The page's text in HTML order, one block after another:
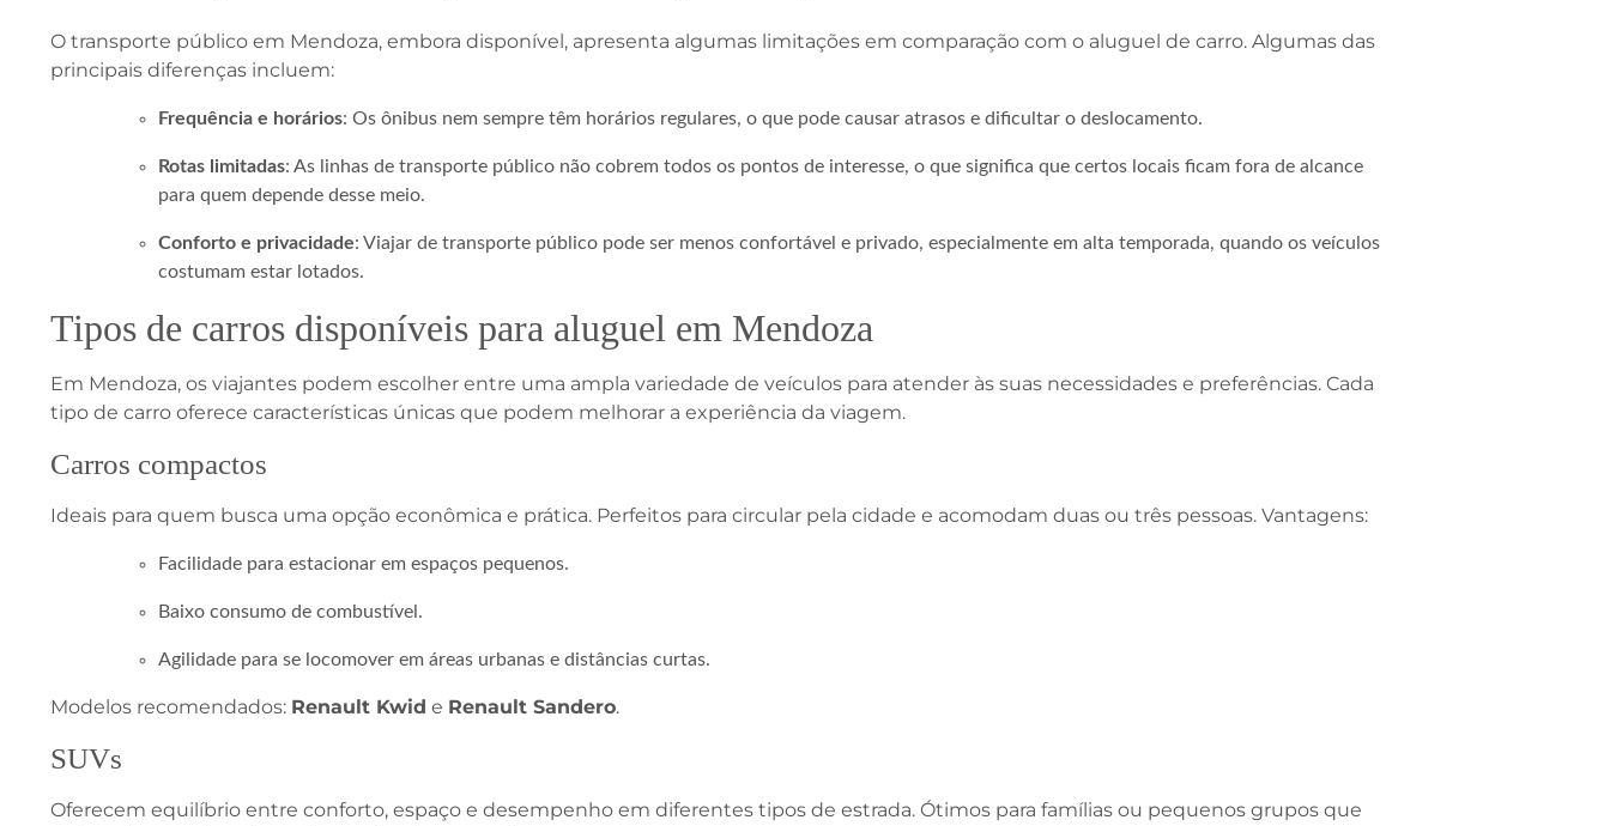
O transporte público em Mendoza, embora disponível, apresenta algumas limitações em comparação com o aluguel de carro. Algumas das
principais diferenças incluem:
Frequência e horários: Os ônibus nem sempre têm horários regulares, o que pode causar atrasos e dificultar o deslocamento.
Rotas limitadas: As linhas de transporte público não cobrem todos os pontos de interesse, o que significa que certos locais ficam fora de alcance
para quem depende desse meio.
Conforto e privacidade: Viajar de transporte público pode ser menos confortável e privado, especialmente em alta temporada, quando os veículos
costumam estar lotados.
Tipos de carros disponíveis para aluguel em Mendoza
Em Mendoza, os viajantes podem escolher entre uma ampla variedade de veículos para atender às suas necessidades e preferências. Cada
tipo de carro oferece características únicas que podem melhorar a experiência da viagem.
Carros compactos
Ideais para quem busca uma opção econômica e prática. Perfeitos para circular pela cidade e acomodam duas ou três pessoas. Vantagens:
Facilidade para estacionar em espaços pequenos.
Baixo consumo de combustível.
Agilidade para se locomover em áreas urbanas e distâncias curtas.
Modelos recomendados: Renault Kwid e Renault Sandero.
SUVs
Oferecem equilíbrio entre conforto, espaço e desempenho em diferentes tipos de estrada. Ótimos para famílias ou pequenos grupos que